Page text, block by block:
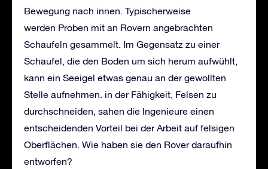
Bewegung nach innen. Typischerweise
werden Proben mit an Rovern angebrachten
Schaufeln gesammelt. Im Gegensatz zu einer
Schaufel, die den Boden um sich herum aufwühlt,
kann ein Seeigel etwas genau an der gewollten
Stelle aufnehmen. in der Fähigkeit, Felsen zu
durchschneiden, sahen die Ingenieure einen
entscheidenden Vorteil bei der Arbeit auf felsigen
Oberflächen. Wie haben sie den Rover daraufhin
entworfen?